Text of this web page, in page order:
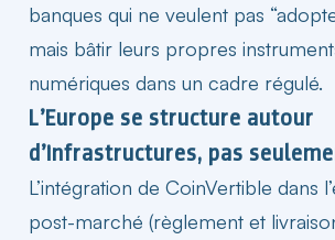
banques qui ne veulent pas
mais bâtir leurs propres
numériques dans un cadre régulé.
L’Europe se structure autour
d’infrastructures, pas
L’intégration de CoinVertible dans
post-marché (règlement et